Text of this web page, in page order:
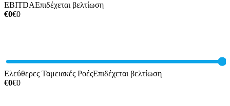
EBITDAΕπιδέχεται βελτίωση
€0€0
Ελεύθερες Ταμειακές ΡοέςΕπιδέχεται βελτίωση
€0€0